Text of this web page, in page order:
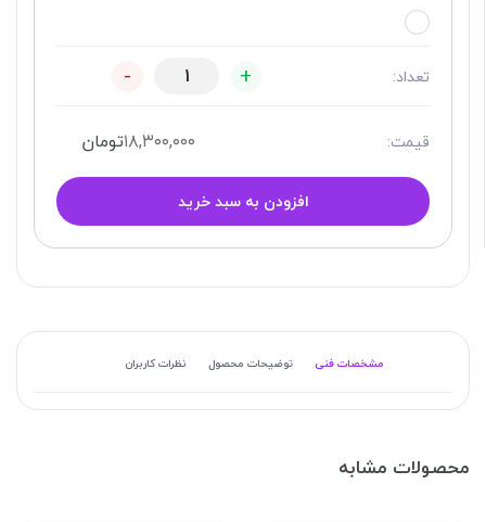
تعداد: +
-
قیمت: ۱۸,۳۰۰,۰۰۰تومان
افزودن به سبد خرید
مشخصات فنی توضیحات محصول نظرات کاربران
محصولات مشابه